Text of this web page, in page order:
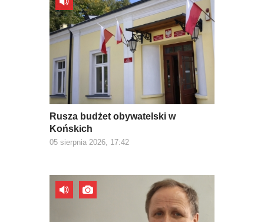
Rusza budżet obywatelski w
Końskich
05 sierpnia 2026, 17:42